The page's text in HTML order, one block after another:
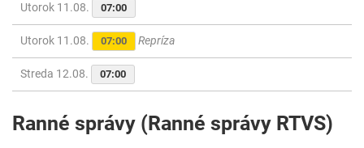
Utorok 11.08. 07:00
Utorok 11.08. 07:00 Repríza
Streda 12.08. 07:00
Ranné správy (Ranné správy RTVS)